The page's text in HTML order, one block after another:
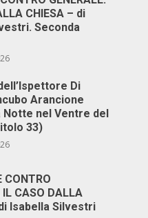
CHIESA – di
Seconda
Di
Arancione
Notte nel Ventre del
33)
CONTRO
IL CASO DALLA
di Isabella Silvestri